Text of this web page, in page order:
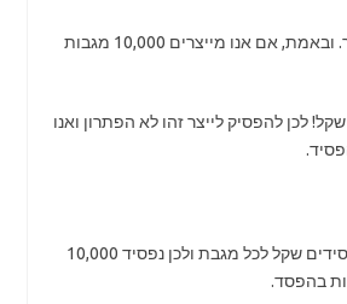
אינטואיטיבית אנשים אומרים – אם אני לא מרוויח אני לא מייצר / לא מוכר. ובאמת, אם אנו מייצרים 10,000 מגבות
אך אם נפסיק לייצר, עדיין נשלם את העליות הקבועות ולכן נפסיד 40,000 שקל! לכן להפסיק לייצר זהו לא הפתרון ואנו
אם אנו מייצרים 10,000 מגבות כמו קודם ומוכרים ב 13 ש"ח למגבת, מפסידים שקל לכל מגבת ולכן נפסיד 10,000